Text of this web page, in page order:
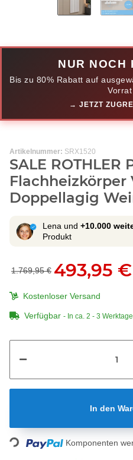
NUR NOCH
Bis zu 80% Rabatt auf
→ JETZT
Artikelnummer: SRX1520
SALE
Flachheizkörper
Doppellagig
Lena und +10.000
Produkt
1.769,95 € 493,95 €
Kostenloser Versand
Verfügbar - In ca. 2 - 3
In den
Loading... Komponenten